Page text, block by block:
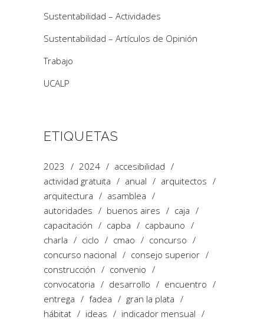
Sustentabilidad – Actividades
Sustentabilidad – Artículos de Opinión
Trabajo
UCALP
ETIQUETAS
2023 2024
accesibilidad
actividad gratuita
anual
arquitectos
arquitectura
asamblea
autoridades
buenos aires
caja
capacitación
capba
capbauno
charla
ciclo cmao
concurso
concurso nacional
consejo superior
construcción
convenio
convocatoria
desarrollo
encuentro
entrega
fadea
gran la plata
hábitat
ideas
indicador mensual